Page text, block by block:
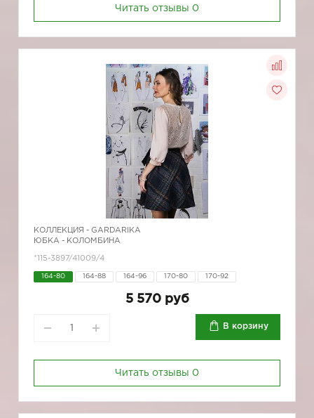
Читать отзывы 0
КОЛЛЕКЦИЯ - GARDARIKA
ЮБКА - КОЛОМБИНА
*115-3897/41009/4
164-80 164-88 164-96 170-80 170-92
5 570 руб
В корзину
Читать отзывы 0